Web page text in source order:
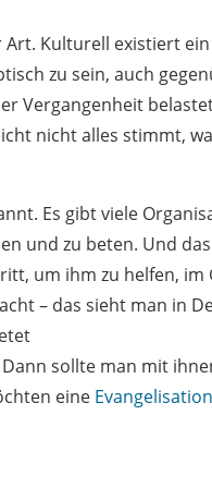
Kulturell existiert
zu sein, auch
Vergangenheit
nicht alles stimmt,
Es gibt viele
und zu beten. Und
um ihm zu helfen, im
– das sieht man in
sollte man mit
eine Evangelisation